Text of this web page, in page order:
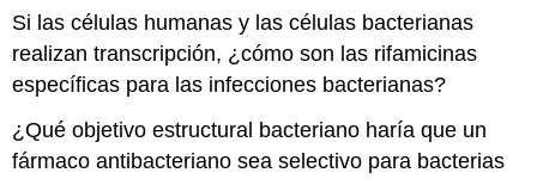
Si las células humanas y las células bacterianas
realizan transcripción, ¿cómo son las rifamicinas
específicas para las infecciones bacterianas?
¿Qué objetivo estructural bacteriano haría que un
fármaco antibacteriano sea selectivo para bacterias